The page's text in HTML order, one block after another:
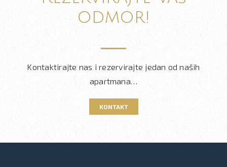
odmor!
Kontaktirajte nas i rezervirajte jedan od naših
apartmana…
KONTAKT